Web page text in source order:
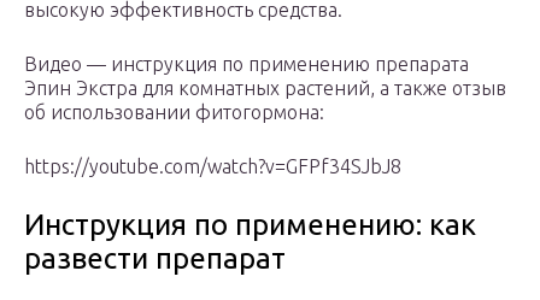
высокую эффективность средства.
Видео — инструкция по применению препарата
Эпин Экстра для комнатных растений, а также отзыв
об использовании фитогормона:
https://youtube.com/watch?v=GFPf34SJbJ8
Инструкция по применению: как
развести препарат